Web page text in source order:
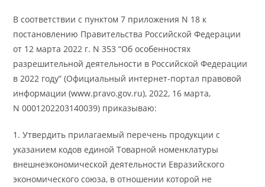
В соответствии с пунктом 7 приложения N 18 к
постановлению Правительства Российской Федерации
от 12 марта 2022 г. N 353 “Об особенностях
разрешительной деятельности в Российской Федерации
в 2022 году” (Официальный интернет-портал правовой
информации (www.pravo.gov.ru), 2022, 16 марта,
N 0001202203140039) приказываю:
1. Утвердить прилагаемый перечень продукции с
указанием кодов единой Товарной номенклатуры
внешнеэкономической деятельности Евразийского
экономического союза, в отношении которой не